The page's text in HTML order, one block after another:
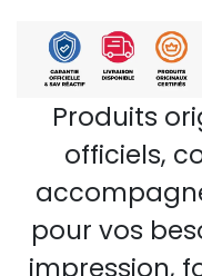
Produits
officiels,
pour vos
impression,